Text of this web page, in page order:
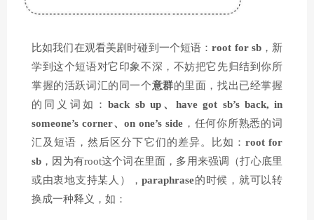
比如我们在观看美剧时碰到一个短语：root for sb，新
学到这个短语对它印象不深，不妨把它先归结到你所
掌握的活跃词汇的同一个意群的里面，找出已经掌握
的同义词如：back sb up、have got sb’s back, in
someone’s corner、on one’s side，任何你所熟悉的词
汇及短语，然后区分下它们的差异。比如： root for
sb ，因为有root这个词在里面，多用来强调（打心底里
或由衷地支持某人），paraphrase的时候，就可以转
换成一种释义，如：